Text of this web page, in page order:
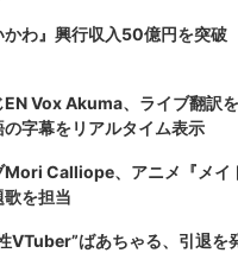
かわ』興行収入50億円を突
EN Vox Akuma、ライブ翻訳
字幕をリアルタイム表示
Mori Calliope、アニメ『メイ
を担当
VTuber”ばあちゃる、引退